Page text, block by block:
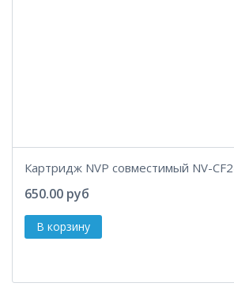
Картридж NVP совместимый NV-
650.00 руб